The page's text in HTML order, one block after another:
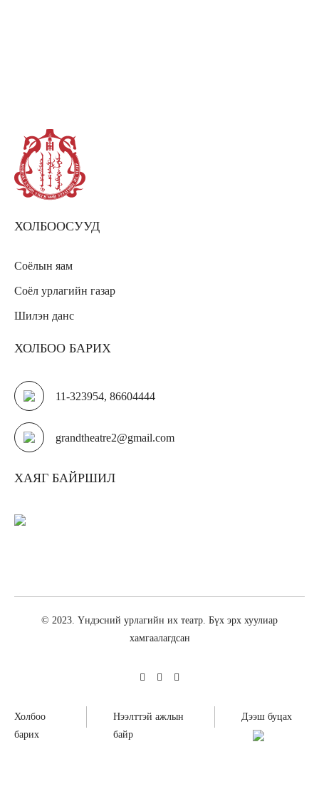
ХОЛБООСУУД
Соёлын яам
Соёл урлагийн газар
Шилэн данс
ХОЛБОО БАРИХ
11-323954, 86604444
grandtheatre2@gmail.com
ХАЯГ БАЙРШИЛ
© 2023. Үндэсний урлагийн их театр. Бүх эрх хуулиар
хамгаалагдсан
Холбоо
барих
Нээлттэй ажлын
байр
Дээш буцах